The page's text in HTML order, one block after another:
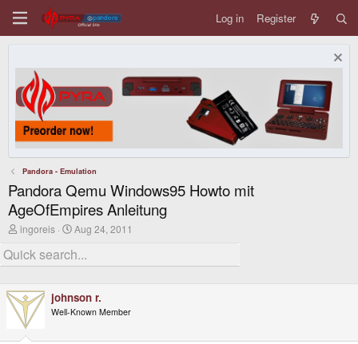
Log in Register
Pandora - Emulation
Pandora Qemu Windows95 Howto mit
AgeOfEmpires Anleitung
T
r
e
d
s
a
ingoreis
S
a
r
a
t
Aug 24, 2011
johnson r.
Well-Known Member